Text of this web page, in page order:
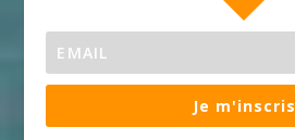
Je m'inscris